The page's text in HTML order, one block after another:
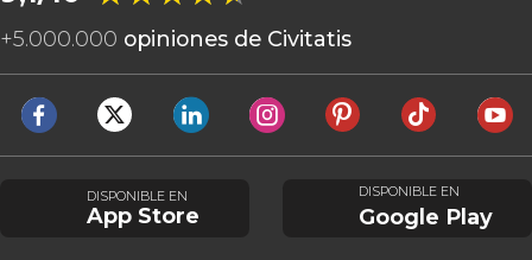
+5.000.000 opiniones de Civitatis
DISPONIBLE EN
App Store
DISPONIBLE EN
Google Play